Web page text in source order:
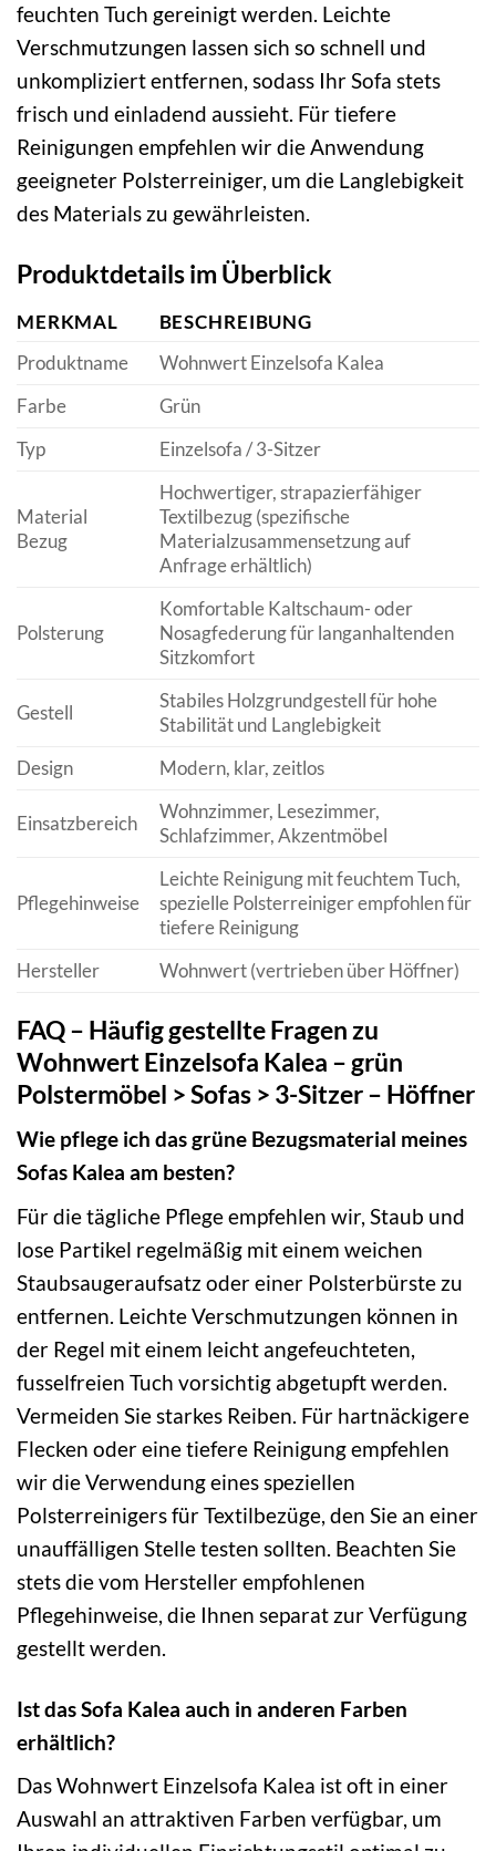
feuchten Tuch gereinigt werden. Leichte
Verschmutzungen lassen sich so schnell und
unkompliziert entfernen, sodass Ihr Sofa stets
frisch und einladend aussieht. Für tiefere
Reinigungen empfehlen wir die Anwendung
geeigneter Polsterreiniger, um die Langlebigkeit
des Materials zu gewährleisten.
Produktdetails im Überblick
MERKMAL
BESCHREIBUNG
Produktname
Wohnwert Einzelsofa Kalea
Farbe
Grün
Typ
Einzelsofa / 3-Sitzer
Material
Bezug
Hochwertiger, strapazierfähiger
Textilbezug (spezifische
Materialzusammensetzung auf
Anfrage erhältlich)
Polsterung
Komfortable Kaltschaum- oder
Nosagfederung für langanhaltenden
Sitzkomfort
Gestell
Stabiles Holzgrundgestell für hohe
Stabilität und Langlebigkeit
Design
Modern, klar, zeitlos
Einsatzbereich
Wohnzimmer, Lesezimmer,
Schlafzimmer, Akzentmöbel
Pflegehinweise
Leichte Reinigung mit feuchtem Tuch,
spezielle Polsterreiniger empfohlen für
tiefere Reinigung
Hersteller
Wohnwert (vertrieben über Höffner)
FAQ – Häufig gestellte Fragen zu
Wohnwert Einzelsofa Kalea – grün
Polstermöbel > Sofas > 3-Sitzer – Höffner
Wie pflege ich das grüne Bezugsmaterial meines
Sofas Kalea am besten?
Für die tägliche Pflege empfehlen wir, Staub und
lose Partikel regelmäßig mit einem weichen
Staubsaugeraufsatz oder einer Polsterbürste zu
entfernen. Leichte Verschmutzungen können in
der Regel mit einem leicht angefeuchteten,
fusselfreien Tuch vorsichtig abgetupft werden.
Vermeiden Sie starkes Reiben. Für hartnäckigere
Flecken oder eine tiefere Reinigung empfehlen
wir die Verwendung eines speziellen
Polsterreinigers für Textilbezüge, den Sie an einer
unauffälligen Stelle testen sollten. Beachten Sie
stets die vom Hersteller empfohlenen
Pflegehinweise, die Ihnen separat zur Verfügung
gestellt werden.
Ist das Sofa Kalea auch in anderen Farben
erhältlich?
Das Wohnwert Einzelsofa Kalea ist oft in einer
Auswahl an attraktiven Farben verfügbar, um